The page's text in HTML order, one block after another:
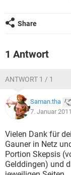
vorschlage
Also, Ihnen Ihren
Union zu
Unter
vorerst hindern,
.So dafür machen
erreichen, die sind:
- Ihre vollständige
- Personalbeweis
- feste und
- Ihr äußerster
Das Recycling
Share
1 Antwort
ANTWORT 1 / 1
Saman.tha
7. Januar
Vielen Dank für
Gauner in Netz
Portion Skepsis
Gelddingen) und